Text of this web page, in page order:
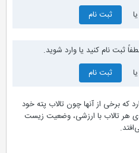
ثبت نام
ثبت نام کنید یا وارد شوید.
ثبت نام
وجود دارد که برخی از آنها چون تالاب پته خود
هر تالاب با ارزشی، وضعیت زیست